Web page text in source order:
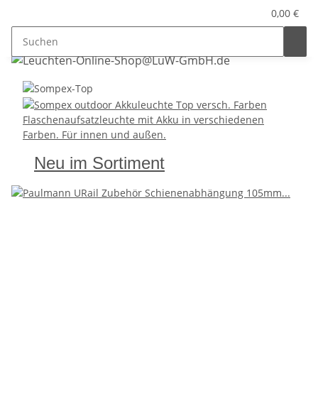
0,00 €
Flaschenaufsatzleuchte mit Akku in verschiedenen
Farben. Für innen und außen.
Neu im Sortiment